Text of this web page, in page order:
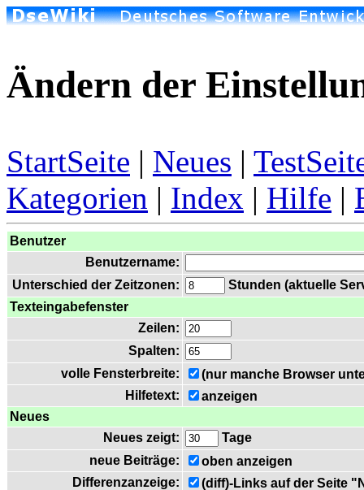
Ändern der
StartSeite | Neues |
Kategorien | Index | Hilfe |
Benutzer
Benutzername:
Unterschied der Zeitzonen:
Stunden (aktuelle
Texteingabefenster
Zeilen:
Spalten:
volle Fensterbreite:
(nur manche Browser
Hilfetext:
anzeigen
Neues
Neues zeigt:
Tage
neue Beiträge:
oben anzeigen
Differenzanzeige:
(diff)-Links auf der Seite